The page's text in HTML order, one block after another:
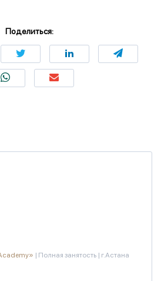
Поделиться:
| Полная занятость | г.Астана